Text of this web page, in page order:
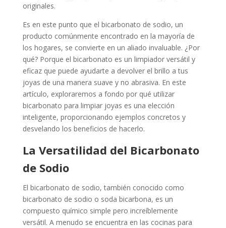
originales.
Es en este punto que el bicarbonato de sodio, un
producto comúnmente encontrado en la mayoría de
los hogares, se convierte en un aliado invaluable. ¿Por
qué? Porque el bicarbonato es un limpiador versátil y
eficaz que puede ayudarte a devolver el brillo a tus
joyas de una manera suave y no abrasiva. En este
artículo, exploraremos a fondo por qué utilizar
bicarbonato para limpiar joyas es una elección
inteligente, proporcionando ejemplos concretos y
desvelando los beneficios de hacerlo.
La Versatilidad del Bicarbonato
de Sodio
El bicarbonato de sodio, también conocido como
bicarbonato de sodio o soda bicarbona, es un
compuesto químico simple pero increíblemente
versátil. A menudo se encuentra en las cocinas para